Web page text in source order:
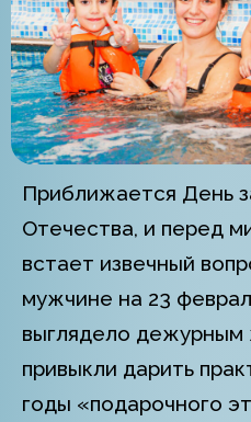
Приближается День
Отечества, и перед
встает извечный
мужчине на 23
выглядело
привыкли дарить
годы «подарочного